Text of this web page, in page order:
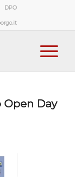
DPO
Open Day